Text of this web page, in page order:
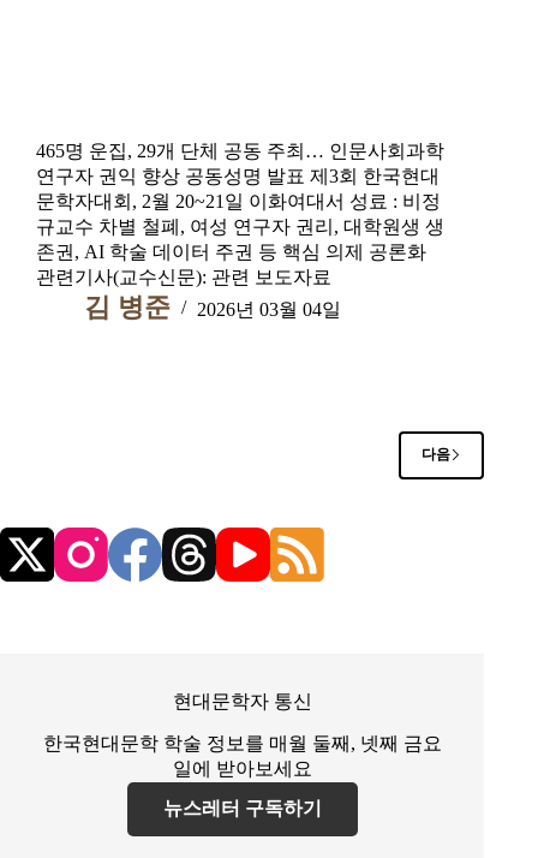
465명 운집, 29개 단체 공동 주최… 인문사회과학
연구자 권익 향상 공동성명 발표 제3회 한국현대
문학자대회, 2월 20~21일 이화여대서 성료 : 비정
규교수 차별 철폐, 여성 연구자 권리, 대학원생 생
존권, AI 학술 데이터 주권 등 핵심 의제 공론화
관련기사(교수신문): 관련 보도자료
김 병준 2026년 03월 04일
다음
현대문학자 통신
한국현대문학 학술 정보를 매월 둘째, 넷째 금요
일에 받아보세요
뉴스레터 구독하기